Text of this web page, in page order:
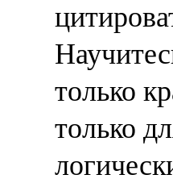
только
только